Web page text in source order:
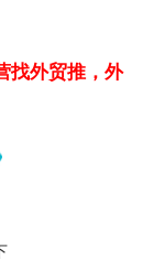
找外贸推，外